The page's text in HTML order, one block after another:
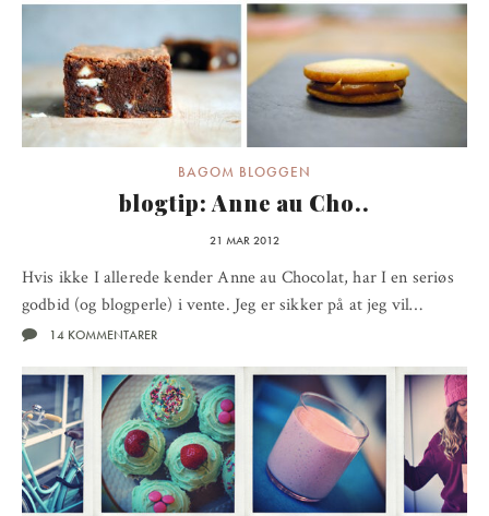
BAGOM BLOGGEN
blogtip: Anne au Cho..
21 MAR 2012
Hvis ikke I allerede kender Anne au Chocolat, har I en seriøs
godbid (og blogperle) i vente. Jeg er sikker på at jeg vil…
14 KOMMENTARER